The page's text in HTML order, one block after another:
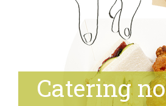
Eventi
Menù
Clienti
Catering no